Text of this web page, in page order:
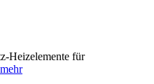
Heizelemente für
mehr